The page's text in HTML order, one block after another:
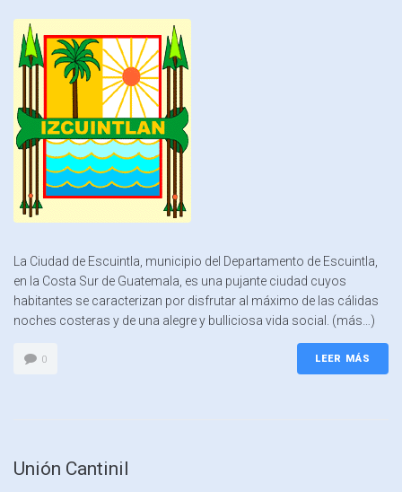
La Ciudad de Escuintla, municipio del Departamento de Escuintla,
en la Costa Sur de Guatemala, es una pujante ciudad cuyos
habitantes se caracterizan por disfrutar al máximo de las cálidas
noches costeras y de una alegre y bulliciosa vida social. (más…)
0 LEER MÁS
Unión Cantinil